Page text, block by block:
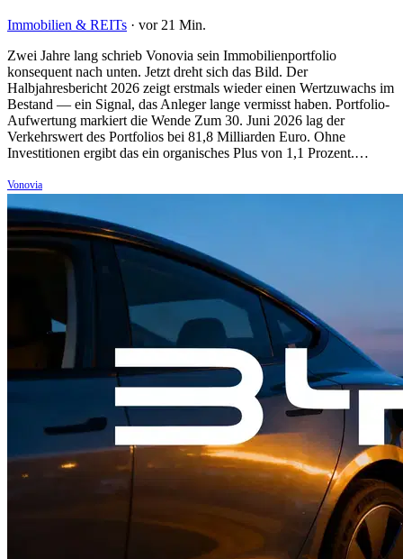
Immobilien & REITs · vor 21 Min.
Zwei Jahre lang schrieb Vonovia sein Immobilienportfolio
konsequent nach unten. Jetzt dreht sich das Bild. Der
Halbjahresbericht 2026 zeigt erstmals wieder einen Wertzuwachs im
Bestand — ein Signal, das Anleger lange vermisst haben. Portfolio-
Aufwertung markiert die Wende Zum 30. Juni 2026 lag der
Verkehrswert des Portfolios bei 81,8 Milliarden Euro. Ohne
Investitionen ergibt das ein organisches Plus von 1,1 Prozent.…
Vonovia